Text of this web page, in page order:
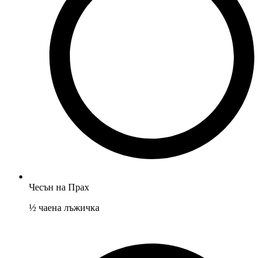
Чесън на Прах
½ чаена лъжичка